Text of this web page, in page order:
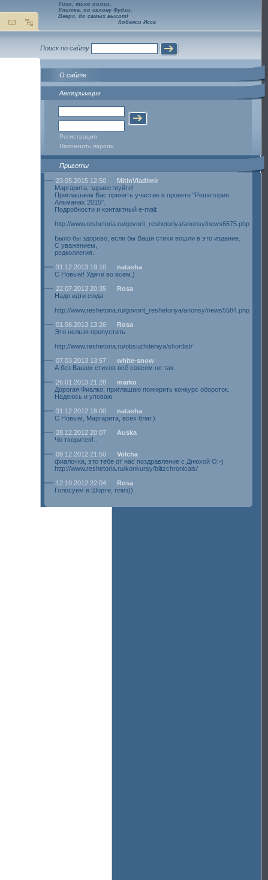
Тихо, тихо ползи,
Улитка, по склону Фудзи,
Вверх, до самых высот!
Кобаяси Исса
Поиск по сайту
О сайте
Авторизация
Регистрация
Напомнить пароль
Приветы
23.05.2015 12:50
MitinVladimir
Маргарита, здравствуйте!
Приглашаем Вас принять участие в проекте "Решетория.
Альманах 2015".
Подробности и контактный e-mail:
http://www.reshetoria.ru/govorit_reshetoriya/anonsy/news6675.php
Было бы здорово, если бы Ваши стихи вошли в это издание.
С уважением,
редколлегия.
31.12.2013 19:10
natasha
С Новым! Удачи во всем.)
22.07.2013 20:35
Rosa
Надо идти сюда
http://www.reshetoria.ru/govorit_reshetoriya/anonsy/news5584.php
01.06.2013 13:26
Rosa
Это нельзя пропустить
http://www.reshetoria.ru/obsuzhdeniya/shortlist/
07.03.2013 13:57
white-snow
А без Ваших стихов всё совсем не так.
26.01.2013 21:28
marko
Дорогая Фиалко, приглашаю пожюрить конкурс обороток.
Надеюсь и уповаю.
31.12.2012 18:00
natasha
С Новым, Маргарита, всех благ.)
28.12.2012 20:07
Auska
Чо творится!..
09.12.2012 21:50
Volcha
фиалочка, это тебе от нас поздравление с Днюхой О:-)
http://www.reshetoria.ru/konkursy/blitzchronicals/
12.10.2012 22:04
Rosa
Голосуем в Шорте, плиз))